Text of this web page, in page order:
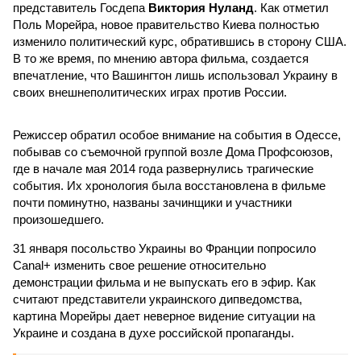
представитель Госдепа Виктория Нуланд. Как отметил
Поль Морейра, новое правительство Киева полностью
изменило политический курс, обратившись в сторону США.
В то же время, по мнению автора фильма, создается
впечатление, что Вашингтон лишь использовал Украину в
своих внешнеполитических играх против России.
Режиссер обратил особое внимание на события в Одессе,
побывав со съемочной группой возле Дома Профсоюзов,
где в начале мая 2014 года развернулись трагические
события. Их хронология была восстановлена в фильме
почти поминутно, названы зачинщики и участники
произошедшего.
31 января посольство Украины во Франции попросило
Canal+ изменить свое решение относительно
демонстрации фильма и не выпускать его в эфир. Как
считают представители украинского дипведомства,
картина Морейры дает неверное видение ситуации на
Украине и создана в духе российской пропаганды.